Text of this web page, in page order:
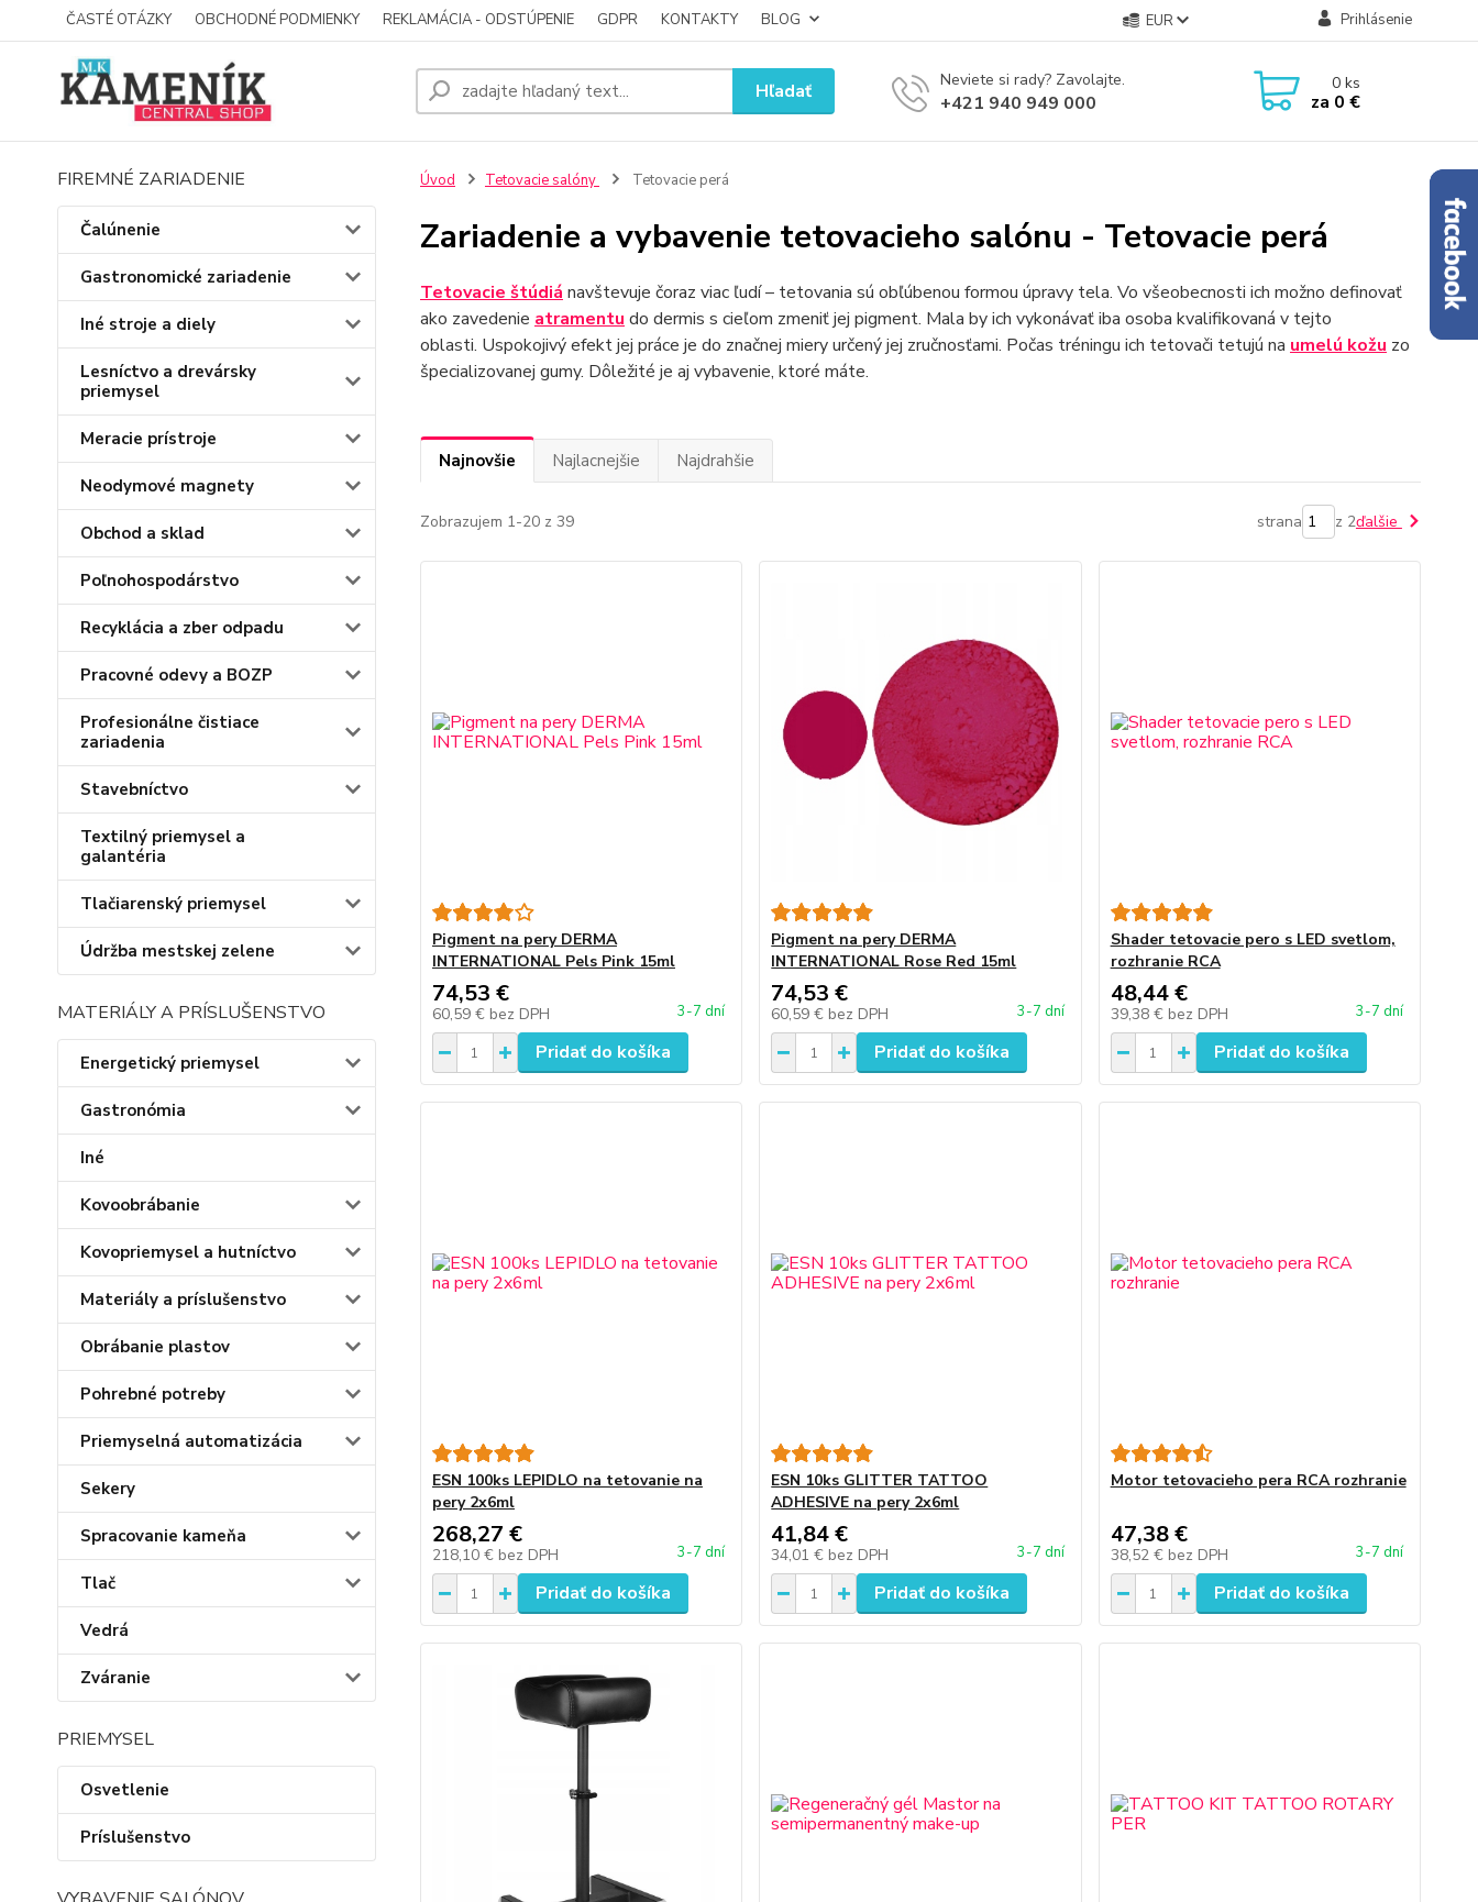
ČASTÉ OTÁZKY OBCHODNÉ PODMIENKY REKLAMÁCIA - ODSTÚPENIE GDPR KONTAKTY BLOG EUR Prihlásenie
Hľadať Neviete si rady? Zavolajte.
+421 940 949 000
0ks
za 0 €
FIREMNÉ ZARIADENIE
Čalúnenie
Gastronomické zariadenie
Iné stroje a diely
Lesníctvo a drevársky
priemysel
Meracie prístroje
Neodymové magnety
Obchod a sklad
Poľnohospodárstvo
Recyklácia a zber odpadu
Pracovné odevy a BOZP
Profesionálne čistiace
zariadenia
Stavebníctvo
Textilný priemysel a
galantéria
Tlačiarenský priemysel
Údržba mestskej zelene
MATERIÁLY A PRÍSLUŠENSTVO
Energetický priemysel
Gastronómia
Iné
Kovoobrábanie
Kovopriemysel a hutníctvo
Materiály a príslušenstvo
Obrábanie plastov
Pohrebné potreby
Priemyselná automatizácia
Sekery
Spracovanie kameňa
Tlač
Vedrá
Zváranie
PRIEMYSEL
Osvetlenie
Príslušenstvo
Úvod Tetovacie salóny Tetovacie perá
Zariadenie a vybavenie tetovacieho salónu - Tetovacie perá
Tetovacie štúdiá navštevuje čoraz viac ľudí – tetovania sú obľúbenou formou úpravy tela. Vo všeobecnosti ich možno definovať
ako zavedenie atramentu do dermis s cieľom zmeniť jej pigment. Mala by ich vykonávať iba osoba kvalifikovaná v tejto
oblasti. Uspokojivý efekt jej práce je do značnej miery určený jej zručnosťami. Počas tréningu ich tetovači tetujú na umelú kožu zo
špecializovanej gumy. Dôležité je aj vybavenie, ktoré máte.
Najnovšie Najlacnejšie Najdrahšie
Zobrazujem 1-20 z 39 strana z 2ďalšie
Pigment na pery DERMA
INTERNATIONAL Pels Pink 15ml
74,53 €
60,59 € bez DPH 3-7 dní
Pridať do košíka
Pigment na pery DERMA
INTERNATIONAL Rose Red 15ml
74,53 €
60,59 € bez DPH 3-7 dní
Pridať do košíka
Shader tetovacie pero s LED svetlom,
rozhranie RCA
48,44 €
39,38 € bez DPH 3-7 dní
Pridať do košíka
ESN 100ks LEPIDLO na tetovanie na
pery 2x6ml
268,27 €
218,10 € bez DPH 3-7 dní
Pridať do košíka
ESN 10ks GLITTER TATTOO
ADHESIVE na pery 2x6ml
41,84 €
34,01 € bez DPH 3-7 dní
Pridať do košíka
Motor tetovacieho pera RCA rozhranie
47,38 €
38,52 € bez DPH 3-7 dní
Pridať do košíka